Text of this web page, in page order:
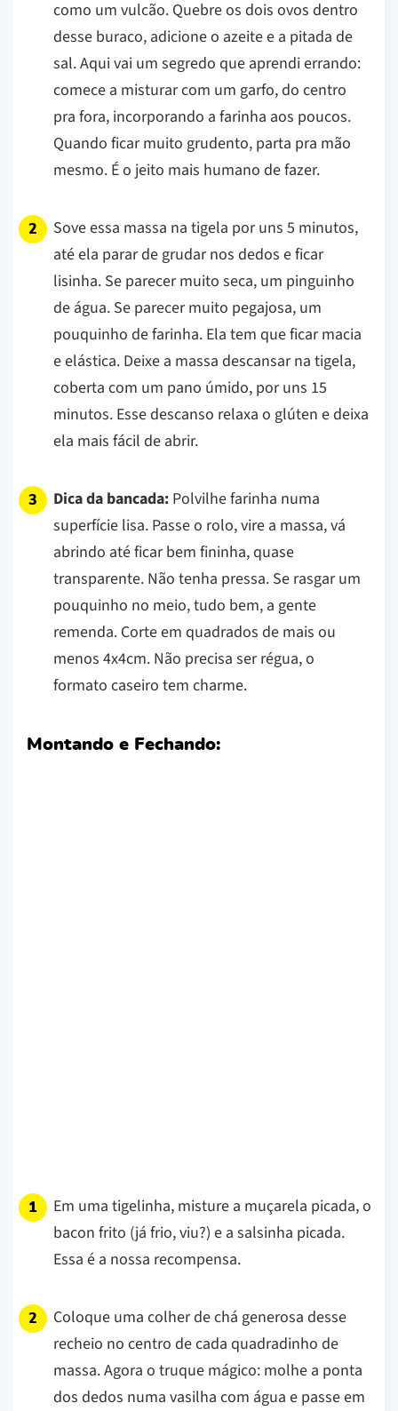
como um vulcão. Quebre os dois ovos dentro
desse buraco, adicione o azeite e a pitada de
sal. Aqui vai um segredo que aprendi errando:
comece a misturar com um garfo, do centro
pra fora, incorporando a farinha aos poucos.
Quando ficar muito grudento, parta pra mão
mesmo. É o jeito mais humano de fazer.
Sove essa massa na tigela por uns 5 minutos,
até ela parar de grudar nos dedos e ficar
lisinha. Se parecer muito seca, um pinguinho
de água. Se parecer muito pegajosa, um
pouquinho de farinha. Ela tem que ficar macia
e elástica. Deixe a massa descansar na tigela,
coberta com um pano úmido, por uns 15
minutos. Esse descanso relaxa o glúten e deixa
ela mais fácil de abrir.
Dica da bancada: Polvilhe farinha numa
superfície lisa. Passe o rolo, vire a massa, vá
abrindo até ficar bem fininha, quase
transparente. Não tenha pressa. Se rasgar um
pouquinho no meio, tudo bem, a gente
remenda. Corte em quadrados de mais ou
menos 4x4cm. Não precisa ser régua, o
formato caseiro tem charme.
Montando e Fechando:
Em uma tigelinha, misture a muçarela picada, o
bacon frito (já frio, viu?) e a salsinha picada.
Essa é a nossa recompensa.
Coloque uma colher de chá generosa desse
recheio no centro de cada quadradinho de
massa. Agora o truque mágico: molhe a ponta
dos dedos numa vasilha com água e passe em